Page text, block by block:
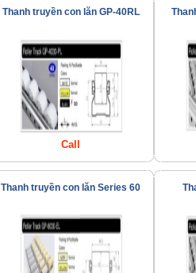
Thanh truyền con lăn GP-40RL
Call
Thanh truyền con lăn Series 60